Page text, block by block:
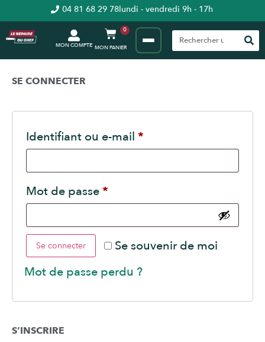
04 81 68 29 78lundi - vendredi 9h - 17h
MON COMPTE
0
SE CONNECTER
Identifiant ou e-mail *
Mot de passe*
Se souvenir de moi
Se connecter
Mot de passe perdu ?
S’INSCRIRE